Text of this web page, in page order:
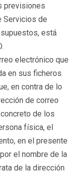
previsiones
Servicios de
está
electrónico que
en sus ficheros
en contra de lo
de correo
de los
física, el
en el presente
el nombre de la
de la dirección